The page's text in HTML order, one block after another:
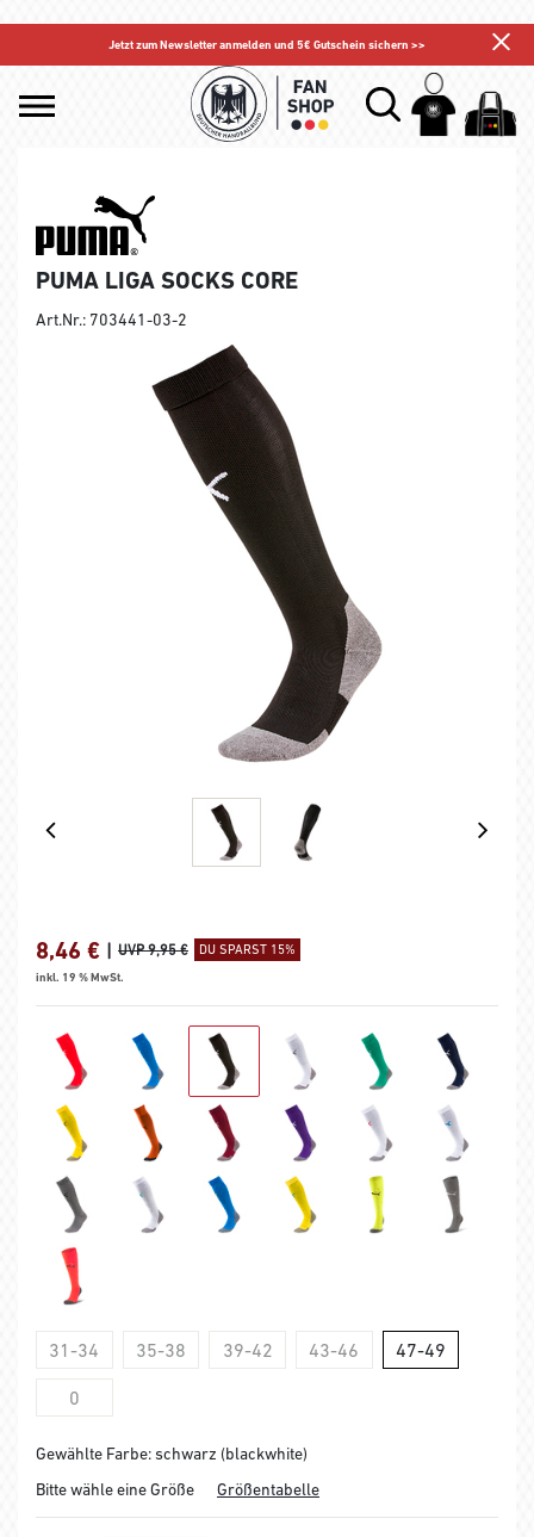
Jetzt zum Newsletter anmelden und 5€ Gutschein sichern >>
PUMA LIGA SOCKS CORE
Art.Nr.: 703441-03-2
8,46 € | UVP 9,95 € DU SPARST 15%
inkl. 19 % MwSt.
31-34 35-38 39-42 43-46 47-49
0
Gewählte Farbe: schwarz (blackwhite)
Bitte wähle eine Größe
Größentabelle